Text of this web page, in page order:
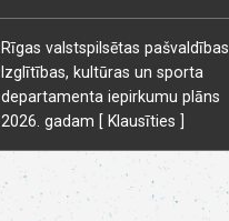
Rīgas valstspilsētas pašvaldības
Izglītības, kultūras un sporta
departamenta iepirkumu plāns
2026. gadam [ Klausīties ]